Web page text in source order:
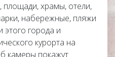
храмы, отели,
набережные, пляжи
этого города и
курорта на
камеры покажут